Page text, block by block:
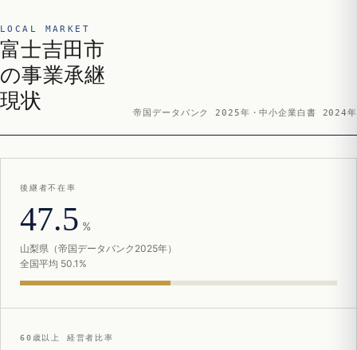
LOCAL MARKET
富士吉田市
の事業承継
現状
帝国データバンク 2025年・中小企業白書 2024年
後継者不在率
47.5 %
山梨県（帝国データバンク2025年）
全国平均 50.1%
60歳以上 経営者比率